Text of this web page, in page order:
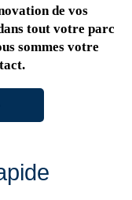
de vos
tout votre parc
sommes votre